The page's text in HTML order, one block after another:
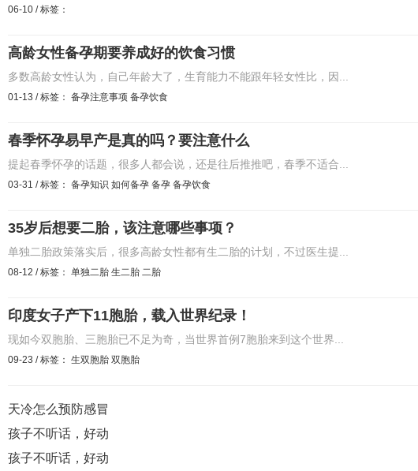
06-10 /标签：
高龄女性备孕期要养成好的饮食习惯
多数高龄女性认为，自己年龄大了，生育能力不能跟年轻女性比，因...
01-13 /标签： 备孕注意事项 备孕饮食
春季怀孕易早产是真的吗？要注意什么
提起春季怀孕的话题，很多人都会说，还是往后推推吧，春季不适合...
03-31 /标签： 备孕知识 如何备孕 备孕 备孕饮食
35岁后想要二胎，该注意哪些事项？
单独二胎政策落实后，很多高龄女性都有生二胎的计划，不过医生提...
08-12 /标签： 单独二胎 生二胎 二胎
印度女子产下11胞胎，载入世界纪录！
现如今双胞胎、三胞胎已不足为奇，当世界首例7胞胎来到这个世界...
09-23 /标签： 生双胞胎 双胞胎
天冷怎么预防感冒
孩子不听话，好动
孩子不听话，好动